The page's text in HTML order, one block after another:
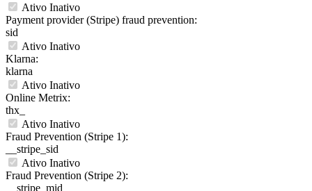
Ativo Inativo
Payment provider (Stripe) fraud prevention:
sid
Ativo Inativo
Klarna:
klarna
Ativo Inativo
Online Metrix:
thx_
Ativo Inativo
Fraud Prevention (Stripe 1):
__stripe_sid
Ativo Inativo
Fraud Prevention (Stripe 2):
__stripe_mid